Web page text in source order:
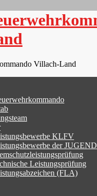
KLFV
der JUGEND
Leistungsprüfung
(FLA)